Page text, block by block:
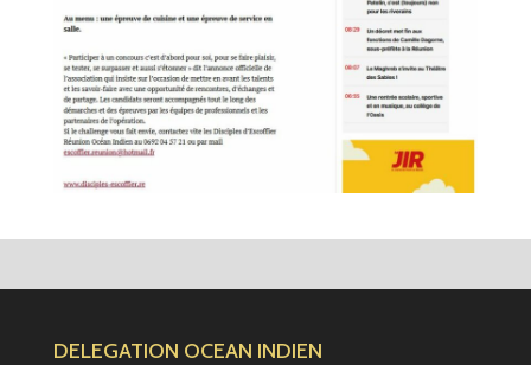
DELEGATION OCEAN INDIEN